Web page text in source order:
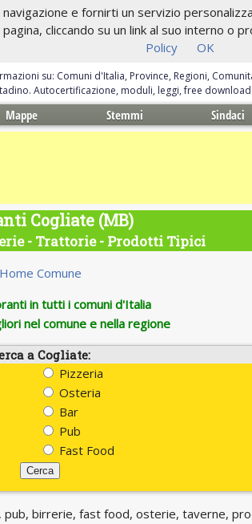
e fornirti un servizio
cliccando su un link al suo interno o
Policy
OK
su: Comuni d'Italia, Province, Regioni,
Autocertificazione, moduli, leggi, free download
Mappe Stemmi Sindaci
Cogliate (MB)
- Trattorie - Prodotti Tipici
Home Comune
in tutti i comuni d'Italia
nel comune e nella regione
a Cogliate:
Pizzeria
Osteria
Bar
Pub
Fast Food
birrerie, fast food, osterie, taverne,